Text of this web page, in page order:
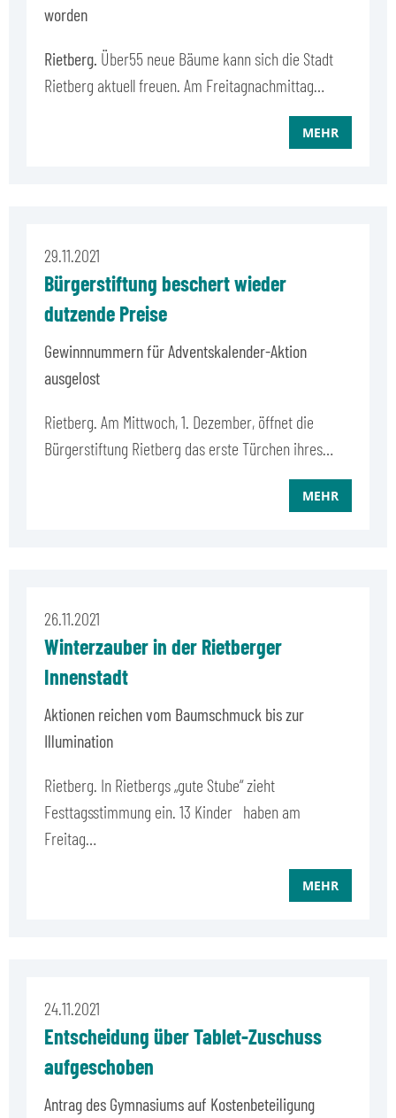
worden
Rietberg. Über55 neue Bäume kann sich die Stadt
Rietberg aktuell freuen. Am Freitagnachmittag…
MEHR
29.11.2021
Bürgerstiftung beschert wieder
dutzende Preise
Gewinnnummern für Adventskalender-Aktion
ausgelost
Rietberg. Am Mittwoch, 1. Dezember, öffnet die
Bürgerstiftung Rietberg das erste Türchen ihres…
MEHR
26.11.2021
Winterzauber in der Rietberger
Innenstadt
Aktionen reichen vom Baumschmuck bis zur
Illumination
Rietberg. In Rietbergs „gute Stube“ zieht
Festtagsstimmung ein. 13 Kinder haben am
Freitag…
MEHR
24.11.2021
Entscheidung über Tablet-Zuschuss
aufgeschoben
Antrag des Gymnasiums auf Kostenbeteiligung